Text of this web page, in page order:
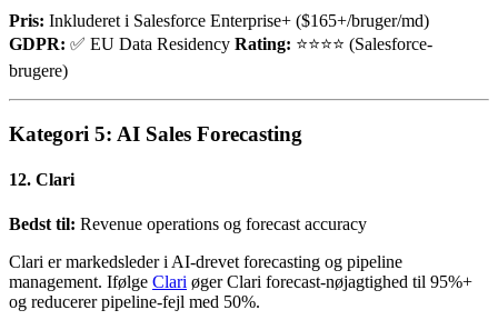
Pris: Inkluderet i Salesforce Enterprise+ ($165+/bruger/md)
GDPR: ✅ EU Data Residency Rating: ⭐⭐⭐⭐ (Salesforce-
brugere)
Kategori 5: AI Sales Forecasting
12. Clari
Bedst til: Revenue operations og forecast accuracy
Clari er markedsleder i AI-drevet forecasting og pipeline
management. Ifølge Clari øger Clari forecast-nøjagtighed til 95%+
og reducerer pipeline-fejl med 50%.